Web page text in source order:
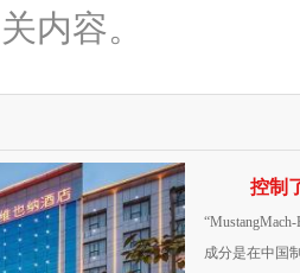
内容。
控制
成分是在中国